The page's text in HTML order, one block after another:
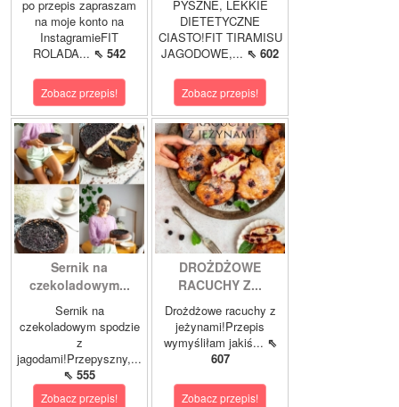
po przepis zapraszam
na moje konto na
InstagramieFIT
ROLADA... ⇖ 542
Zobacz przepis!
PYSZNE, LEKKIE
DIETETYCZNE
CIASTO!FIT TIRAMISU
JAGODOWE,... ⇖ 602
Zobacz przepis!
Sernik na
czekoladowym...
Sernik na
czekoladowym spodzie
z
jagodami!Przepyszny,...
⇖ 555
Zobacz przepis!
DROŻDŻOWE
RACUCHY Z...
Drożdżowe racuchy z
jeżynami!Przepis
wymyśliłam jakiś... ⇖
607
Zobacz przepis!